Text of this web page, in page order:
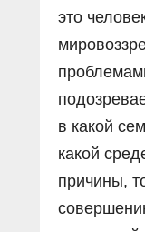
это
в какой
какой
причины,